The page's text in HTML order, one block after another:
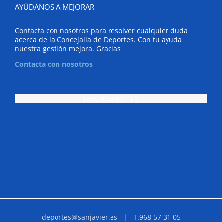
AYÚDANOS A MEJORAR
Contacta con nosotros para resolver cualquier duda
acerca de la Concejalía de Deportes. Con tu ayuda
nuestra gestión mejora. Gracias
Contacta con nosotros
deportes@sanjavier.es | T.968 57 31 05